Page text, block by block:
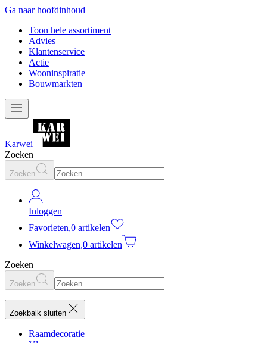
Ga naar hoofdinhoud
Toon hele assortiment
Advies
Klantenservice
Actie
Wooninspiratie
Bouwmarkten
Karwei
Zoeken
Zoeken
Inloggen
Favorieten,0 artikelen
Winkelwagen,0 artikelen
Zoeken
Zoeken
Zoekbalk sluiten
Raamdecoratie